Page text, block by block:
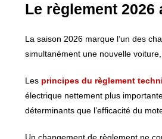
Le règlement
La saison 2026 marque l’un des
simultanément une nouvelle
Les principes du règlement
électrique nettement plus
déterminants que l’efficacité du